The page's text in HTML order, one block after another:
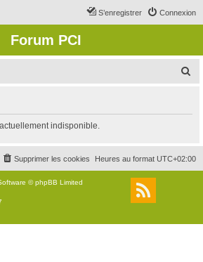
Connexion
S’enregistrer
Forum PCI
r
c
r
indisponible.
Heures au format UTC+02:00
Supprimer les cookies
© phpBB Limited